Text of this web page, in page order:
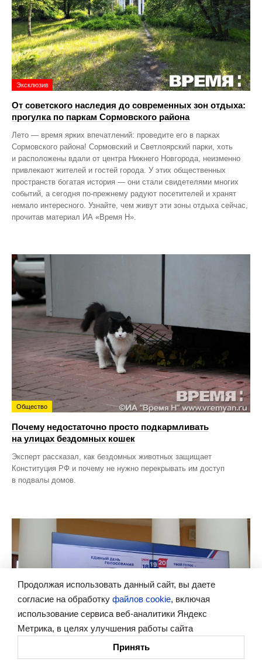
Эксклюзив
От советского наследия до современных зон отдыха:
прогулка по паркам Сормовского района
Лето — время ярких впечатлений: проведите его в парках
Сормовского района! Сормовский и Светлоярский парки, хоть
и расположены вдали от центра Нижнего Новгорода, неизменно
привлекают жителей и гостей города. У этих общественных
пространств богатая история — они стали свидетелями многих
событий, а сегодня по‑прежнему радуют посетителей и хранят
немало интересного. Узнайте, чем живут эти зоны отдыха сейчас,
прочитав материал ИА «Время Н».
Общество
Почему недостаточно просто подкармливать
на улицах бездомных кошек
Эксперт рассказал, как бездомных животных защищает
Конституция РФ и почему не нужно перекрывать им доступ
в подвалы домов.
Продолжая использовать данный сайт, вы даете
согласие на обработку файлов cookie, включая
использование сервиса веб-аналитики Яндекс
Метрика, в целях улучшения работы сайта
Принять